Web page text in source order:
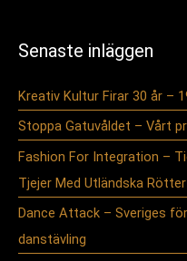
Senaste inläggen
Kreativ Kultur Firar 30 år –
Stoppa Gatuvåldet – Vårt
Fashion For Integration –
Tjejer Med Utländska
Dance Attack – Sveriges
danstävling